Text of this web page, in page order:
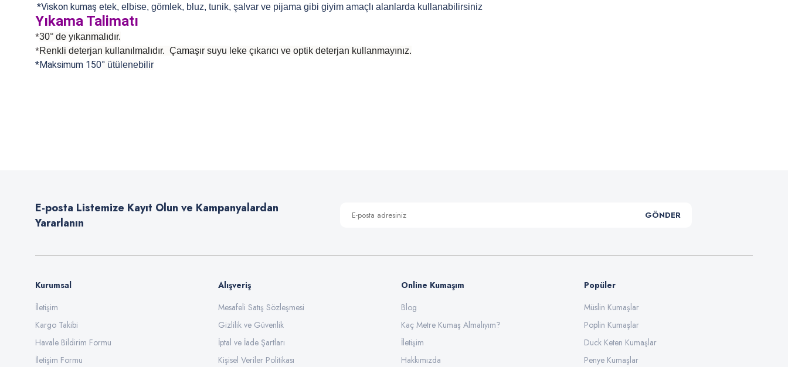
*Viskon kumaş etek, elbise, gömlek, bluz, tunik, şalvar ve pijama gibi giyim amaçlı alanlarda kullanabilirsiniz
Yıkama Talimatı
*30° de yıkanmalıdır.
*Renkli deterjan kullanılmalıdır. Çamaşır suyu leke çıkarıcı ve optik deterjan kullanmayınız.
*Maksimum 150° ütülenebilir
Ürün bilgilerinde hatalar bulunuyor.
Ürün fiyatı diğer sitelerden daha pahalı.
Gönder
E-posta Listemize Kayıt Olun ve Kampanyalardan
Yararlanın
GÖNDER
Kurumsal
İletişim
Kargo Takibi
Havale Bildirim Formu
İletişim Formu
Alışveriş
Mesafeli Satış Sözleşmesi
Gizlilik ve Güvenlik
İptal ve İade Şartları
Kişisel Veriler Politikası
Online Kumaşım
Blog
Kaç Metre Kumaş Almalıyım?
İletişim
Hakkımızda
Popüler
Müslin Kumaşlar
Poplin Kumaşlar
Duck Keten Kumaşlar
Penye Kumaşlar